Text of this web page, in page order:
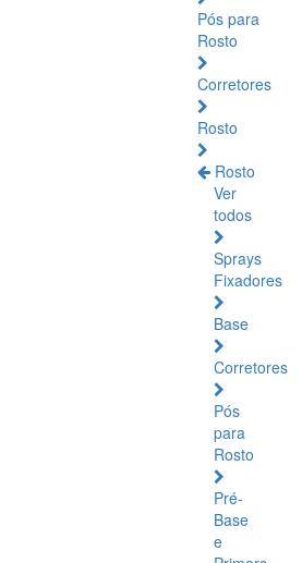
Pós para
Rosto
Corretores
Rosto
Rosto
Ver
todos
Sprays
Fixadores
Base
Corretores
Pós
para
Rosto
Pré-
Base
e